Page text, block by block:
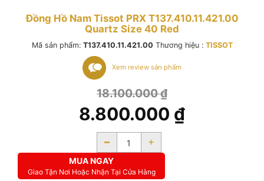
Đồng Hồ Nam Tissot PRX T137.410.11.421.00
Quartz Size 40 Red
Mã sản phẩm: T137.410.11.421.00 Thương hiệu : TISSOT
Xem review sản phẩm
18.100.000₫
8.800.000 ₫
- +
MUA NGAY
Giao Tận Nơi Hoặc Nhận Tại Cửa Hàng